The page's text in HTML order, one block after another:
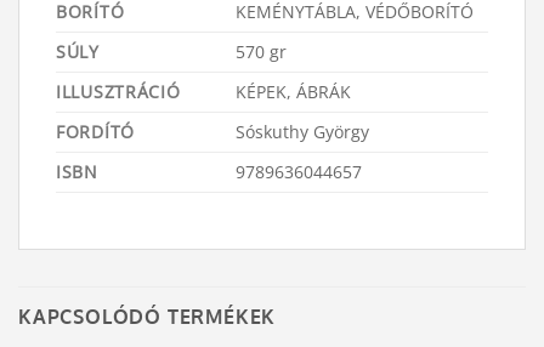
BORÍTÓ
KEMÉNYTÁBLA, VÉDŐBORÍTÓ
SÚLY
570 gr
ILLUSZTRÁCIÓ
KÉPEK, ÁBRÁK
FORDÍTÓ
Sóskuthy György
ISBN
9789636044657
KAPCSOLÓDÓ TERMÉKEK